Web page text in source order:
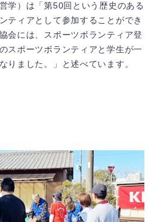
学）は「第50回という歴史のある
ティアとして参加することができ
会には、スポーツボランティア登
スポーツボランティアと学生が一
りました。」と述べています。